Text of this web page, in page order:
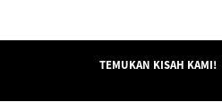
TEMUKAN KISAH KAMI!